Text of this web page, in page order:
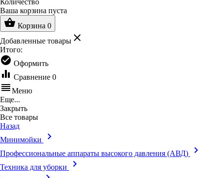
Ваша корзина пуста
shopping_basket Корзина 0
Добавленные товары clear
Итого:
check_circle Оформить
equalizer Сравнение 0
reorderМеню
Еще...
Закрыть
Все товары
Назад
Минимойки
keyboard_arrow_right
Профессиональные аппараты высокого давления (АВД) keyboard_arrow_right
Техника для уборки keyboard_arrow_right